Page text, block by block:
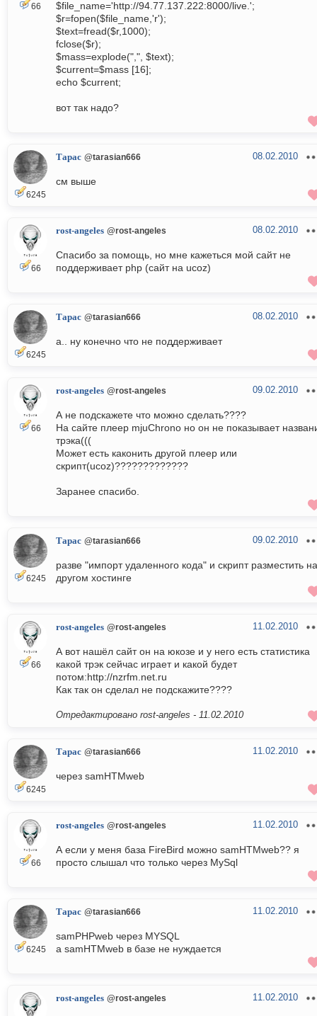
66
$file_name='http://94.77.137.222:8000/live.';
$r=fopen($file_name,'r');
$text=fread($r,1000);
fclose($r);
$mass=explode(",", $text);
$current=$mass [16];
echo $current;
вот так надо?
6245
Тарас @tarasian666 08.02.2010
см выше
66
rost-angeles @rost-angeles 08.02.2010
Спасибо за помощь, но мне кажеться мой сайт не
поддерживает php (сайт на ucoz)
6245
Тарас @tarasian666 08.02.2010
а.. ну конечно что не поддерживает
66
rost-angeles @rost-angeles 09.02.2010
А не подскажете что можно сделать????
На сайте плеер mjuChrono но он не показывает
трэка(((
Может есть каконить другой плеер или
скрипт(ucoz)?????????????
Заранее спасибо.
6245
Тарас @tarasian666 09.02.2010
разве "импорт удаленного кода" и скрипт разместить на
другом хостинге
66
rost-angeles @rost-angeles 11.02.2010
А вот нашёл сайт он на юкозе и у него есть статистика
какой трэк сейчас играет и какой будет
потом:http://nzrfm.net.ru
Как так он сделал не подскажите????
Отредактировано rost-angeles - 11.02.2010
6245
Тарас @tarasian666 11.02.2010
через samHTMweb
66
rost-angeles @rost-angeles 11.02.2010
А если у меня база FireBird можно samHTMweb?? я
просто слышал что только через MySql
6245
Тарас @tarasian666 11.02.2010
samPHPweb через MYSQL
а samHTMweb в базе не нуждается
rost-angeles @rost-angeles 11.02.2010